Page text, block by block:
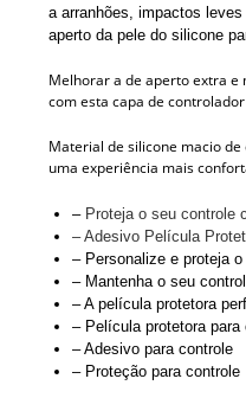
a arranhões, impactos
aperto da pele do silicone
Melhorar a de aperto extra e
com esta capa de
Material de silicone macio
uma experiência mais
– Proteja o seu controle
– Adesivo Película
– Personalize e proteja
– Mantenha o seu
– A película protetora
– Película protetora para
– Adesivo para controle
– Proteção para controle